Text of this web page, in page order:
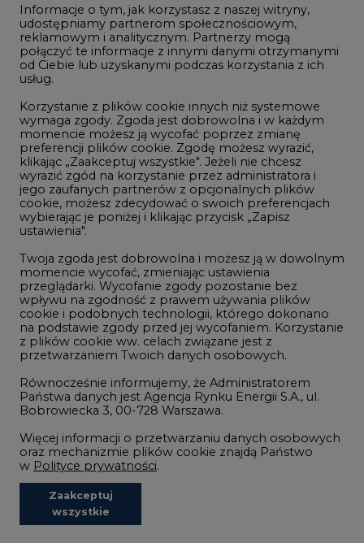
Gospodarka
Geopolityka
LTE450
Innowacje i AI
Telekomunikacja i IT
Handel emisjami CO2
Wodór
Górnictwo
Atom
Fotowoltaika
Offshore wind
Zielone samorządy
Zielona gospodarka
2021 - 2026
REDAKCJA@CIRE.PL
Informacje o tym, jak korzystasz z naszej witryny,
udostępniamy partnerom społecznościowym,
reklamowym i analitycznym. Partnerzy mogą
połączyć te informacje z innymi danymi otrzymanymi
od Ciebie lub uzyskanymi podczas korzystania z ich
usług.
Korzystanie z plików cookie innych niż systemowe
wymaga zgody. Zgoda jest dobrowolna i w każdym
momencie możesz ją wycofać poprzez zmianę
preferencji plików cookie. Zgodę możesz wyrazić,
klikając „Zaakceptuj wszystkie". Jeżeli nie chcesz
wyrazić zgód na korzystanie przez administratora i
jego zaufanych partnerów z opcjonalnych plików
cookie, możesz zdecydować o swoich preferencjach
wybierając je poniżej i klikając przycisk „Zapisz
ustawienia".
Twoja zgoda jest dobrowolna i możesz ją w dowolnym
momencie wycofać, zmieniając ustawienia
przeglądarki. Wycofanie zgody pozostanie bez
wpływu na zgodność z prawem używania plików
cookie i podobnych technologii, którego dokonano
na podstawie zgody przed jej wycofaniem. Korzystanie
z plików cookie ww. celach związane jest z
przetwarzaniem Twoich danych osobowych.
Równocześnie informujemy, że Administratorem
Państwa danych jest Agencja Rynku Energii S.A., ul.
Bobrowiecka 3, 00-728 Warszawa.
Więcej informacji o przetwarzaniu danych osobowych
oraz mechanizmie plików cookie znajdą Państwo
w Polityce prywatności
Zaakceptuj
wszystkie